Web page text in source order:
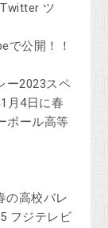
ツ
で公開！！
ー2023スペ
月4日に春
ボール高等
の高校バレ
フジテレビ